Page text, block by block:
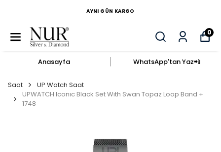
AYNI GÜN KARGO
0
Anasayfa WhatsApp'tan Yaz​📲​
Saat
UP Watch Saat
UPWATCH Iconıc Black Set Wıth Swan Topaz Loop Band +
1748